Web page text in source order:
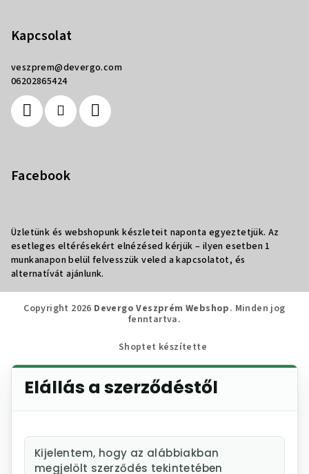
Kapcsolat
veszprem@devergo.com
06202865424
Facebook
Üzletünk és webshopunk készleteit naponta egyeztetjük. Az
esetleges eltérésekért elnézésed kérjük – ilyen esetben 1
munkanapon belül felvesszük veled a kapcsolatot, és
alternatívát ajánlunk.
Copyright 2026 Devergo Veszprém Webshop. Minden jog
fenntartva.
Shoptet készítette
Elállás a szerződéstől
Kijelentem, hogy az alábbiakban
megjelölt szerződés tekintetében